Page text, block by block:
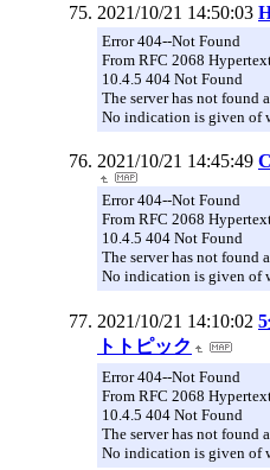
2021/10/21 14:50:03
Error 404--Not Found
From RFC 2068
10.4.5 404 Not Found
The server has not found
No indication is given of
2021/10/21 14:45:49
Error 404--Not Found
From RFC 2068
10.4.5 404 Not Found
The server has not found
No indication is given of
2021/10/21 14:10:02
トトピック
Error 404--Not Found
From RFC 2068
10.4.5 404 Not Found
The server has not found
No indication is given of